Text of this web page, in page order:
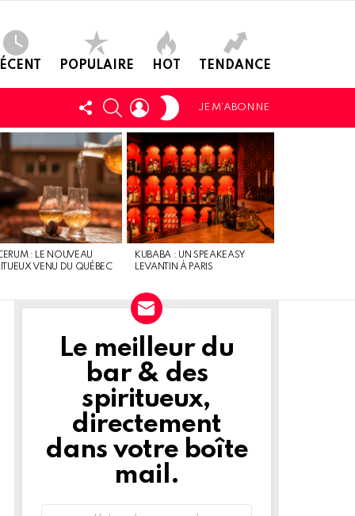
POPULAIRE HOT TENDANCE
SUIVEZ-
NOUS
CHERCHER
LOGIN
JE M’ABONNE
: LE NOUVEAU
VENU DU QUÉBEC
KUBABA : UN SPEAKEASY
LEVANTIN À PARIS
NEWSLETTER
Le meilleur du
bar & des
spiritueux,
directement
dans votre boîte
mail.